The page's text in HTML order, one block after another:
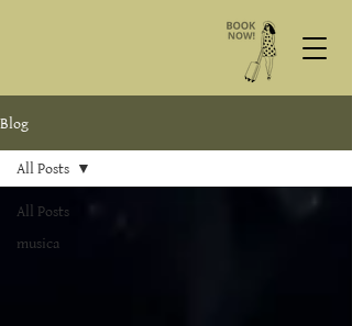
Blog
All Posts
musica
All Posts